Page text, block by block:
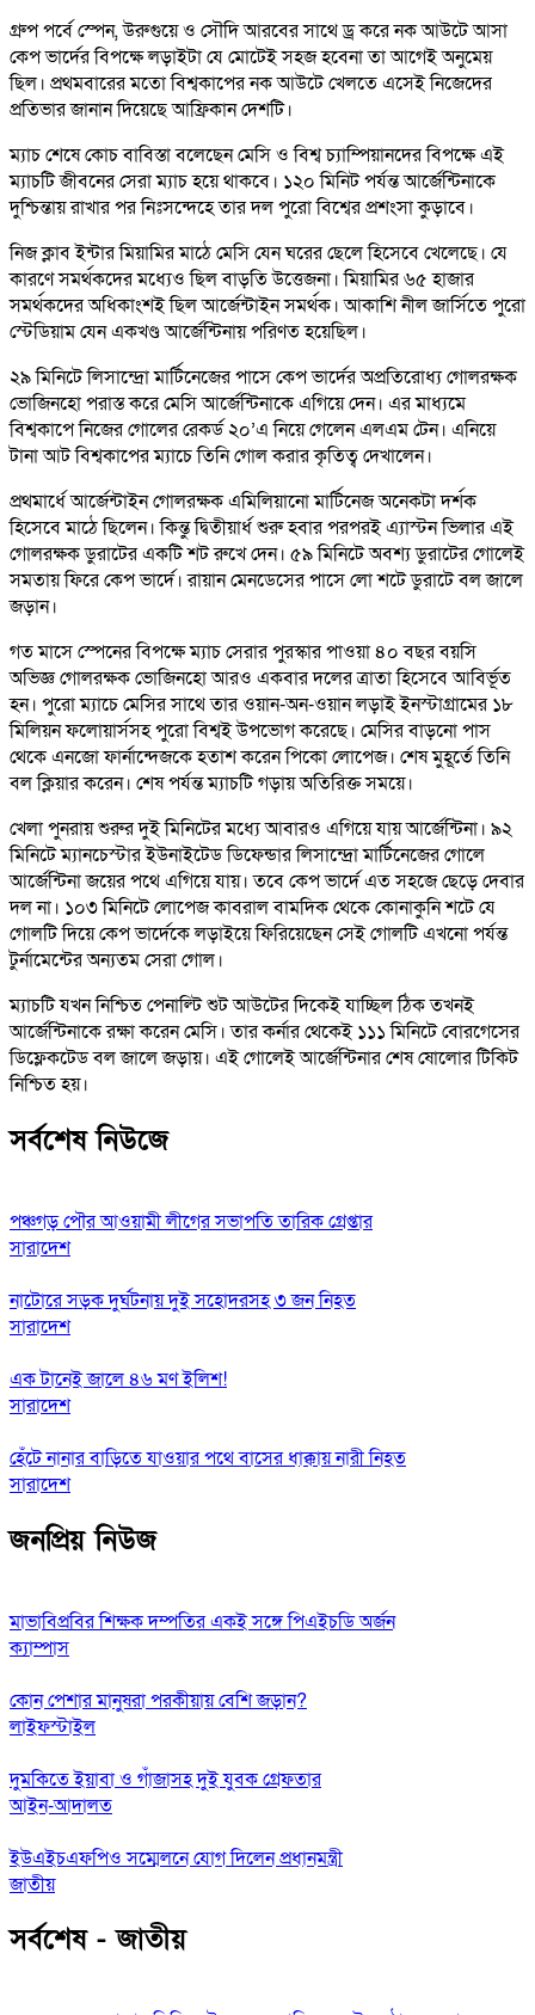
গ্রুপ পর্বে স্পেন, উরুগুয়ে ও সৌদি আরবের সাথে ড্র করে নক আউটে আসা
কেপ ভার্দের বিপক্ষে লড়াইটা যে মোটেই সহজ হবেনা তা আগেই অনুমেয়
ছিল। প্রথমবারের মতো বিশ্বকাপের নক আউটে খেলতে এসেই নিজেদের
প্রতিভার জানান দিয়েছে আফ্রিকান দেশটি।
ম্যাচ শেষে কোচ বাবিস্তা বলেছেন মেসি ও বিশ্ব চ্যাম্পিয়ানদের বিপক্ষে এই
ম্যাচটি জীবনের সেরা ম্যাচ হয়ে থাকবে। ১২০ মিনিট পর্যন্ত আর্জেন্টিনাকে
দুশ্চিন্তায় রাখার পর নিঃসন্দেহে তার দল পুরো বিশ্বের প্রশংসা কুড়াবে।
নিজ ক্লাব ইন্টার মিয়ামির মাঠে মেসি যেন ঘরের ছেলে হিসেবে খেলেছে। যে
কারণে সমর্থকদের মধ্যেও ছিল বাড়তি উত্তেজনা। মিয়ামির ৬৫ হাজার
সমর্থকদের অধিকাংশই ছিল আর্জেন্টাইন সমর্থক। আকাশি নীল জার্সিতে পুরো
স্টেডিয়াম যেন একখণ্ড আর্জেন্টিনায় পরিণত হয়েছিল।
২৯ মিনিটে লিসান্দ্রো মার্টিনেজের পাসে কেপ ভার্দের অপ্রতিরোধ্য গোলরক্ষক
ভোজিনহো পরাস্ত করে মেসি আর্জেন্টিনাকে এগিয়ে দেন। এর মাধ্যমে
বিশ্বকাপে নিজের গোলের রেকর্ড ২০’এ নিয়ে গেলেন এলএম টেন। এনিয়ে
টানা আট বিশ্বকাপের ম্যাচে তিনি গোল করার কৃতিত্ব দেখালেন।
প্রথমার্ধে আর্জেন্টাইন গোলরক্ষক এমিলিয়ানো মার্টিনেজ অনেকটা দর্শক
হিসেবে মাঠে ছিলেন। কিন্তু দ্বিতীয়ার্ধ শুরু হবার পরপরই এ্যাস্টন ভিলার এই
গোলরক্ষক ডুরাটের একটি শট রুখে দেন। ৫৯ মিনিটে অবশ্য ডুরাটের গোলেই
সমতায় ফিরে কেপ ভার্দে। রায়ান মেনডেসের পাসে লো শটে ডুরাটে বল জালে
জড়ান।
গত মাসে স্পেনের বিপক্ষে ম্যাচ সেরার পুরস্কার পাওয়া ৪০ বছর বয়সি
অভিজ্ঞ গোলরক্ষক ভোজিনহো আরও একবার দলের ত্রাতা হিসেবে আবির্ভূত
হন। পুরো ম্যাচে মেসির সাথে তার ওয়ান-অন-ওয়ান লড়াই ইনস্টাগ্রামের ১৮
মিলিয়ন ফলোয়ার্সসহ পুরো বিশ্বই উপভোগ করেছে। মেসির বাড়নো পাস
থেকে এনজো ফার্নান্দেজকে হতাশ করেন পিকো লোপেজ। শেষ মুহূর্তে তিনি
বল ক্লিয়ার করেন। শেষ পর্যন্ত ম্যাচটি গড়ায় অতিরিক্ত সময়ে।
খেলা পুনরায় শুরুর দুই মিনিটের মধ্যে আবারও এগিয়ে যায় আর্জেন্টিনা। ৯২
মিনিটে ম্যানচেস্টার ইউনাইটেড ডিফেন্ডার লিসান্দ্রো মার্টিনেজের গোলে
আর্জেন্টিনা জয়ের পথে এগিয়ে যায়। তবে কেপ ভার্দে এত সহজে ছেড়ে দেবার
দল না। ১০৩ মিনিটে লোপেজ কাবরাল বামদিক থেকে কোনাকুনি শটে যে
গোলটি দিয়ে কেপ ভার্দেকে লড়াইয়ে ফিরিয়েছেন সেই গোলটি এখনো পর্যন্ত
টুর্নামেন্টের অন্যতম সেরা গোল।
ম্যাচটি যখন নিশ্চিত পেনাল্টি শুট আউটের দিকেই যাচ্ছিল ঠিক তখনই
আর্জেন্টিনাকে রক্ষা করেন মেসি। তার কর্নার থেকেই ১১১ মিনিটে বোরগেসের
ডিফ্লেকটেড বল জালে জড়ায়। এই গোলেই আর্জেন্টিনার শেষ ষোলোর টিকিট
নিশ্চিত হয়।
সর্বশেষ নিউজে
পঞ্চগড় পৌর আওয়ামী লীগের সভাপতি তারিক গ্রেপ্তার
সারাদেশ
নাটোরে সড়ক দুর্ঘটনায় দুই সহোদরসহ ৩ জন নিহত
সারাদেশ
এক টানেই জালে ৪৬ মণ ইলিশ!
সারাদেশ
হেঁটে নানার বাড়িতে যাওয়ার পথে বাসের ধাক্কায় নারী নিহত
সারাদেশ
জনপ্রিয় নিউজ
মাভাবিপ্রবির শিক্ষক দম্পতির একই সঙ্গে পিএইচডি অর্জন
ক্যাম্পাস
কোন পেশার মানুষরা পরকীয়ায় বেশি জড়ান?
লাইফস্টাইল
দুমকিতে ইয়াবা ও গাঁজাসহ দুই যুবক গ্রেফতার
আইন-আদালত
ইউএইচএফপিও সম্মেলনে যোগ দিলেন প্রধানমন্ত্রী
জাতীয়
সর্বশেষ - জাতীয়